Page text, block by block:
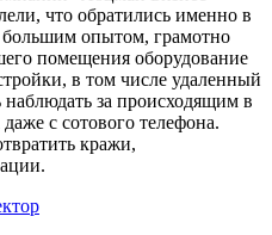
что обратились именно в
опытом, грамотно
помещения оборудование
в том числе удаленный
за происходящим в
с сотового телефона.
кражи,